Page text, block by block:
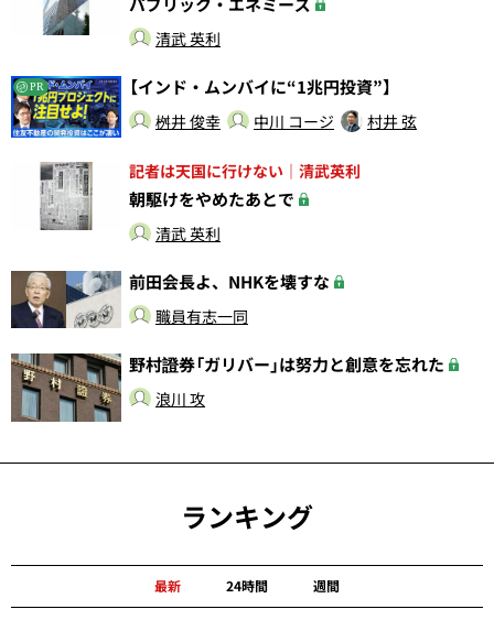
清武 英利
PR 【インド・ムンバイに“1兆円投資”】
桝井 俊幸 中川 コージ 村井 弦
記者は天国に行けない｜清武英利
朝駆けをやめたあとで
清武 英利
前田会長よ、NHKを壊すな
職員有志一同
野村證券「ガリバー」は努力と創意を忘れた
浪川 攻
ランキング
最新 24時間 週間